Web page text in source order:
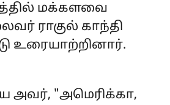
மக்களவை
ராகுல் காந்தி
உரையாற்றினார்.
அவர், "அமெரிக்கா,